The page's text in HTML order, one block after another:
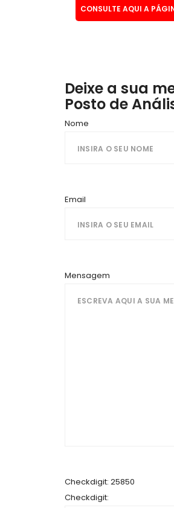
CONSULTE AQUI A
Deixe a sua
Posto de
Nome
Email
Mensagem
Checkdigit: 25850
Checkdigit: